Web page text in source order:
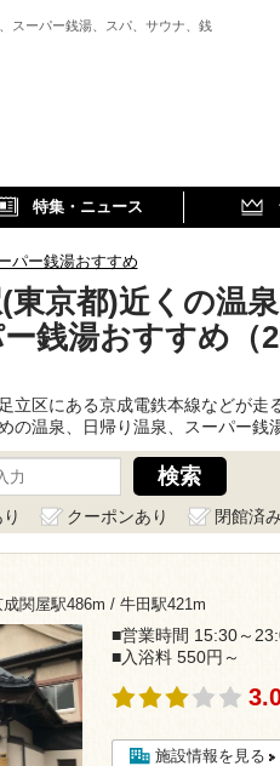
スーパー銭湯、スパ、サウナ、銭
特集・ニュース
パー銭湯おすすめ
東京都)近くの温
銭湯おすすめ（
立区にある京成電鉄本線などが
の温泉、日帰り温泉、スーパー銭
クーポンあり 閉館済
成関屋駅486m / 牛田駅421m
■営業時間 15:30～
■入浴料 550円～
施設情報を見る